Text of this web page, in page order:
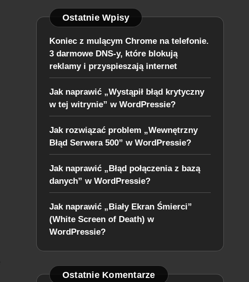
Ostatnie Wpisy
Koniec z mulącym Chrome na telefonie.
3 darmowe DNS-y, które blokują
reklamy i przyspieszają internet
Jak naprawić „Wystąpił błąd krytyczny
w tej witrynie” w WordPressie?
Jak rozwiązać problem „Wewnętrzny
Błąd Serwera 500” w WordPressie?
Jak naprawić „Błąd połączenia z bazą
danych” w WordPressie?
Jak naprawić „Biały Ekran Śmierci”
(White Screen of Death) w
WordPressie?
Ostatnie Komentarze